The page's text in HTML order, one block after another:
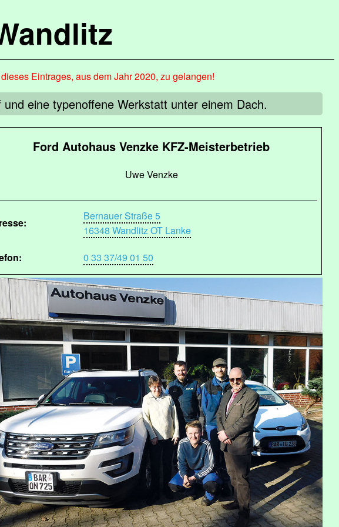
Eintrages, aus dem Jahr 2020, zu gelangen!
eine typenoffene Werkstatt unter einem Dach.
Ford Autohaus Venzke KFZ-Meisterbetrieb
Uwe Venzke
Bernauer Straße 5
16348 Wandlitz OT Lanke
0 33 37/49 01 50